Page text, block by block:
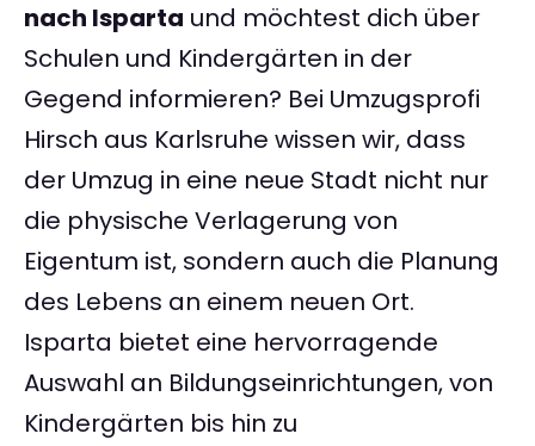
nach Isparta und möchtest dich über
Schulen und Kindergärten in der
Gegend informieren? Bei Umzugsprofi
Hirsch aus Karlsruhe wissen wir, dass
der Umzug in eine neue Stadt nicht nur
die physische Verlagerung von
Eigentum ist, sondern auch die Planung
des Lebens an einem neuen Ort.
Isparta bietet eine hervorragende
Auswahl an Bildungseinrichtungen, von
Kindergärten bis hin zu